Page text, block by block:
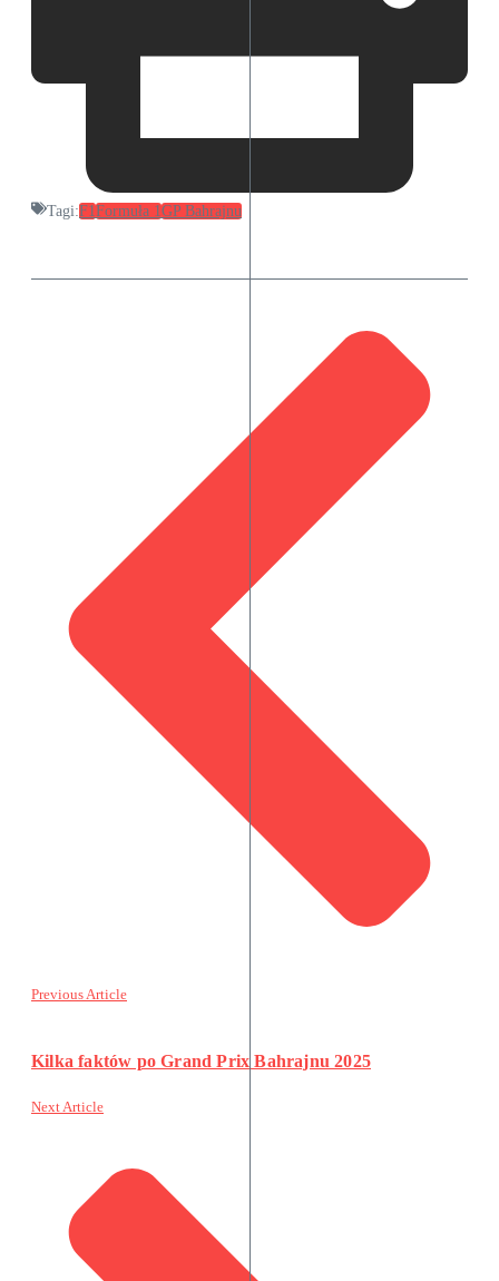
Tagi:F1Formuła 1GP Bahrajnu
Previous Article
Kilka faktów po Grand Prix Bahrajnu 2025
Next Article